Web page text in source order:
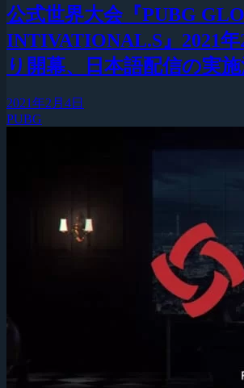
公式世界大会『PUBG
INTIVATIONAL.S』2021年
り開幕、日本語配信の実
2021年2月4日
PUBG